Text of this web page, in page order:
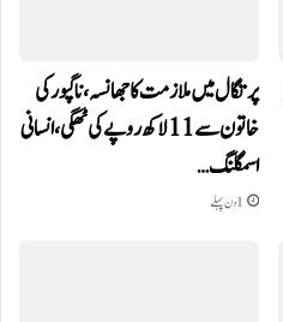
پرتگال میں ملازمت کا جھانسہ،ناگپور کی
خاتون سے 11 لاکھ روپے کی ٹھگی، انسانی
اسمگلنگ…
1 دن پہلے